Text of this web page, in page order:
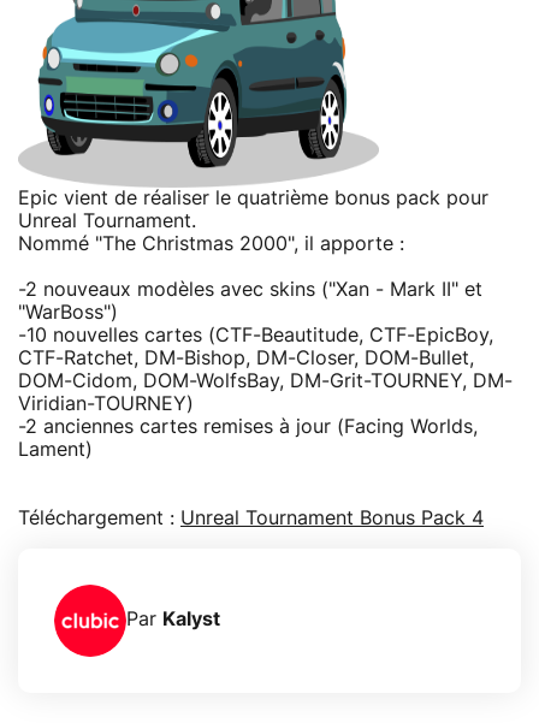
Epic vient de réaliser le quatrième bonus pack pour
Unreal Tournament.
Nommé "The Christmas 2000", il apporte :
-2 nouveaux modèles avec skins ("Xan - Mark II" et
"WarBoss")
-10 nouvelles cartes (CTF-Beautitude, CTF-EpicBoy,
CTF-Ratchet, DM-Bishop, DM-Closer, DOM-Bullet,
DOM-Cidom, DOM-WolfsBay, DM-Grit-TOURNEY, DM-
Viridian-TOURNEY)
-2 anciennes cartes remises à jour (Facing Worlds,
Lament)
Téléchargement : Unreal Tournament Bonus Pack 4
Par Kalyst